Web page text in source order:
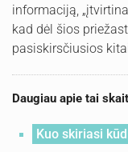
informaciją,
kad dėl šios
pasiskirsčiusios
Daugiau apie tai
Kuo skiriasi